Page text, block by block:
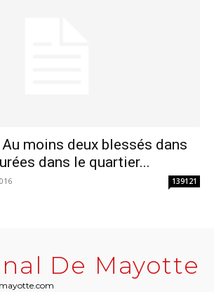
moins deux blessés dans
dans le quartier...
139121
De Mayotte